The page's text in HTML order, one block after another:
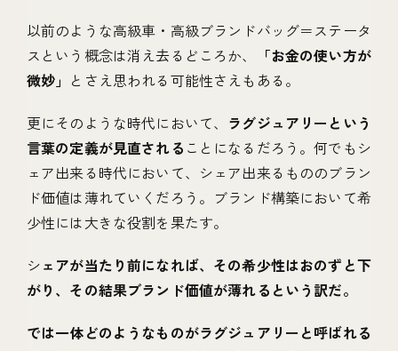
以前のような高級車・高級ブランドバッグ＝ステータ
スという概念は消え去るどころか、
「お金の使い方が
微妙」 とさえ思われる可能性さえもある。
更にそのような時代において、 ラグジュアリーという
言葉の定義が見直される ことになるだろう。何でもシ
ェア出来る時代において、シェア出来るもののブラン
ド価値は薄れていくだろう。ブランド構築において希
少性には大きな役割を果たす。
シェアが当たり前になれば、その希少性はおのずと下
がり、その結果ブランド価値が薄れるという訳だ。
では一体どのようなものがラグジュアリーと呼ばれる